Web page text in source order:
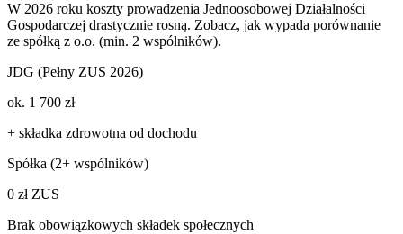
W 2026 roku koszty prowadzenia Jednoosobowej Działalności
Gospodarczej drastycznie rosną. Zobacz, jak wypada porównanie
ze spółką z o.o. (min. 2 wspólników).
JDG (Pełny ZUS 2026)
ok. 1 700 zł
+ składka zdrowotna od dochodu
Spółka (2+ wspólników)
0 zł ZUS
Brak obowiązkowych składek społecznych